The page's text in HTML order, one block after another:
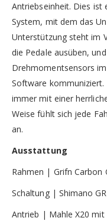
Antriebseinheit. Dies ist
System, mit dem das
Unterstützung steht im
die Pedale ausüben,
Drehmomentsensors
Software kommuniziert.
immer mit einer
Weise fühlt sich jede
an.
Ausstattung
Rahmen | Grifn Carbon
Schaltung | Shimano
Antrieb | Mahle X20 mit